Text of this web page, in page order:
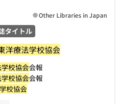
タイトル
洋療法学校協会
Other Libraries in Japan
校協会会報
校協会会報
校協会